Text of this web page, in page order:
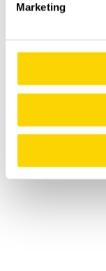
Marketing